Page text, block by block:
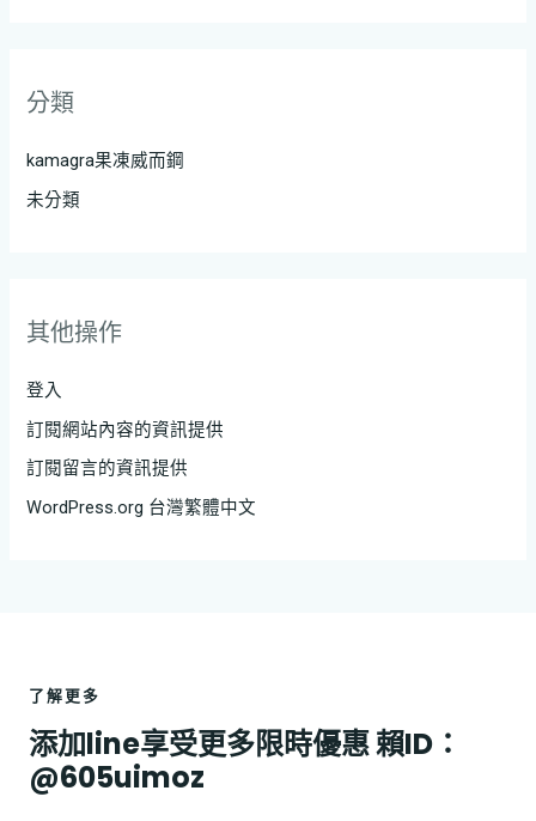
分類
kamagra果凍威而鋼
未分類
其他操作
登入
訂閱網站內容的資訊提供
訂閱留言的資訊提供
WordPress.org 台灣繁體中文
了解更多
添加line享受更多限時優惠 賴ID：
@605uimoz